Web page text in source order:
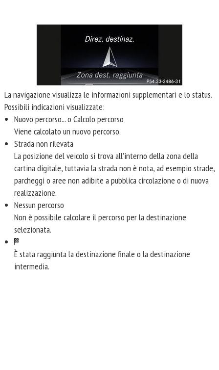
La navigazione visualizza le informazioni supplementari e lo status.
Possibili indicazioni visualizzate:
Nuovo percorso... o Calcolo percorso
Viene calcolato un nuovo percorso.
Strada non rilevata
La posizione del veicolo si trova all'interno della zona della
cartina digitale, tuttavia la strada non è nota, ad esempio strade,
parcheggi o aree non adibite a pubblica circolazione o di nuova
realizzazione.
Nessun percorso
Non è possibile calcolare il percorso per la destinazione
selezionata.
È stata raggiunta la destinazione finale o la destinazione
intermedia.